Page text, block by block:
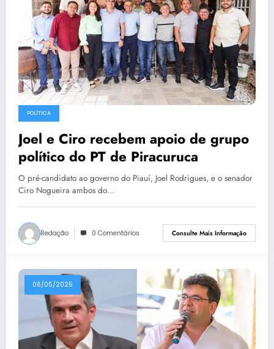
POLÍTICA
Joel e Ciro recebem apoio de grupo
político do PT de Piracuruca
O pré-candidato ao governo do Piauí, Joel Rodrigues, e o senador
Ciro Nogueira ambos do…
Redação 0 Comentários Consulte Mais Informação
06/05/2025